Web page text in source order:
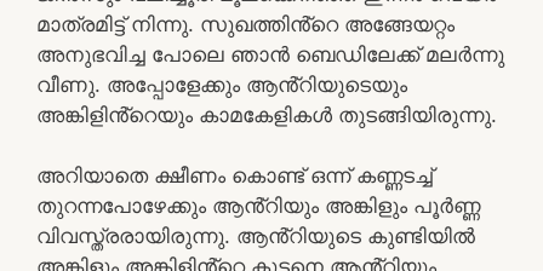
മാത്രമിട്ട് നിന്നു. സുഖത്തിൻ്റെ അങ്ങേയറ്റം
അനുഭവിച്ച പോലെ ഞാൻ ബെഡിലേക്ക് മലർന്നു
വീണു. അപ്പോളേക്കും ആൻ്റിയുടെയും
അങ്കിളിൻ്റെയും കാമകേളികൾ തുടങ്ങിയിരുന്നു.
അറിയാതെ ക്ഷീണം കൊണ്ട് ഒന്ന് കണ്ണടച്ച്
തുറന്നപോഴേക്കും ആൻ്റിയും അങ്കിളും പൂർണ്ണ
വിവസ്ത്രരായിരുന്നു. ആൻ്റിയുടെ കുണ്ടിയിൽ
അങ്കിളും അങ്കിളിൻ്റെ കുട്ടനെ ആൻ്റിയും